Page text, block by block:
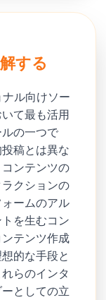
する
ル向けソー
て最も活用
の一つで
稿とは異な
ンテンツの
クションの
ームのアル
を生むコン
テンツ作成
的な手段と
らのインタ
としての立